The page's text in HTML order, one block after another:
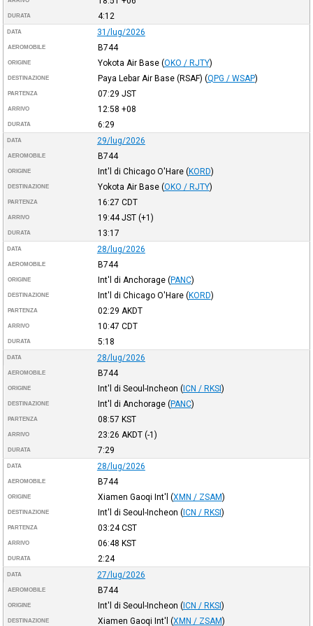
DURATA 4:12
DATA 31/lug/2026
AEROMOBILE B744
ORIGINE Yokota Air Base (OKO / RJTY)
DESTINAZIONE Paya Lebar Air Base (RSAF) (QPG / WSAP)
PARTENZA 07:29 JST
ARRIVO 12:58 +08
DURATA 6:29
DATA 29/lug/2026
AEROMOBILE B744
ORIGINE Int'l di Chicago O'Hare (KORD)
DESTINAZIONE Yokota Air Base (OKO / RJTY)
PARTENZA 16:27 CDT
ARRIVO 19:44JST(+1)
DURATA 13:17
DATA 28/lug/2026
AEROMOBILE B744
ORIGINE Int'l di Anchorage (PANC)
DESTINAZIONE Int'l di Chicago O'Hare (KORD)
PARTENZA 02:29 AKDT
ARRIVO 10:47 CDT
DURATA 5:18
DATA 28/lug/2026
AEROMOBILE B744
ORIGINE Int'l di Seoul-Incheon (ICN / RKSI)
DESTINAZIONE Int'l di Anchorage (PANC)
PARTENZA 08:57 KST
ARRIVO 23:26 AKDT(-1)
DURATA 7:29
DATA 28/lug/2026
AEROMOBILE B744
ORIGINE Xiamen Gaoqi Int'l (XMN / ZSAM)
DESTINAZIONE Int'l di Seoul-Incheon (ICN / RKSI)
PARTENZA 03:24CST
ARRIVO 06:48 KST
DURATA 2:24
DATA 27/lug/2026
AEROMOBILE B744
ORIGINE Int'l di Seoul-Incheon (ICN / RKSI)
DESTINAZIONE Xiamen Gaoqi Int'l (XMN / ZSAM)